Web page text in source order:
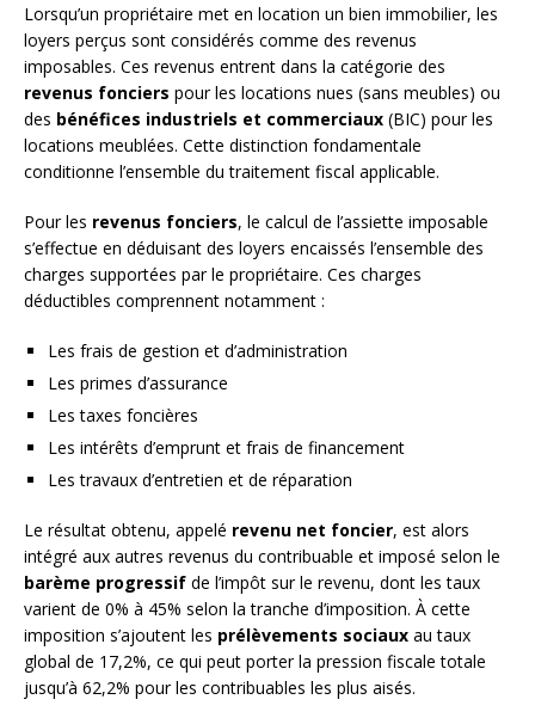
Lorsqu’un propriétaire met en location un bien immobilier, les
loyers perçus sont considérés comme des revenus
imposables. Ces revenus entrent dans la catégorie des
revenus fonciers pour les locations nues (sans meubles) ou
des bénéfices industriels et commerciaux (BIC) pour les
locations meublées. Cette distinction fondamentale
conditionne l’ensemble du traitement fiscal applicable.
Pour les revenus fonciers, le calcul de l’assiette imposable
s’effectue en déduisant des loyers encaissés l’ensemble des
charges supportées par le propriétaire. Ces charges
déductibles comprennent notamment :
Les frais de gestion et d’administration
Les primes d’assurance
Les taxes foncières
Les intérêts d’emprunt et frais de financement
Les travaux d’entretien et de réparation
Le résultat obtenu, appelé revenu net foncier, est alors
intégré aux autres revenus du contribuable et imposé selon le
barème progressif de l’impôt sur le revenu, dont les taux
varient de 0% à 45% selon la tranche d’imposition. À cette
imposition s’ajoutent les prélèvements sociaux au taux
global de 17,2%, ce qui peut porter la pression fiscale totale
jusqu’à 62,2% pour les contribuables les plus aisés.